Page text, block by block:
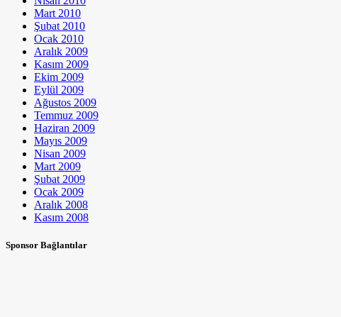
Mart 2010
Şubat 2010
Ocak 2010
Aralık 2009
Kasım 2009
Ekim 2009
Eylül 2009
Ağustos 2009
Temmuz 2009
Haziran 2009
Mayıs 2009
Nisan 2009
Mart 2009
Şubat 2009
Ocak 2009
Aralık 2008
Kasım 2008
Sponsor Bağlantılar